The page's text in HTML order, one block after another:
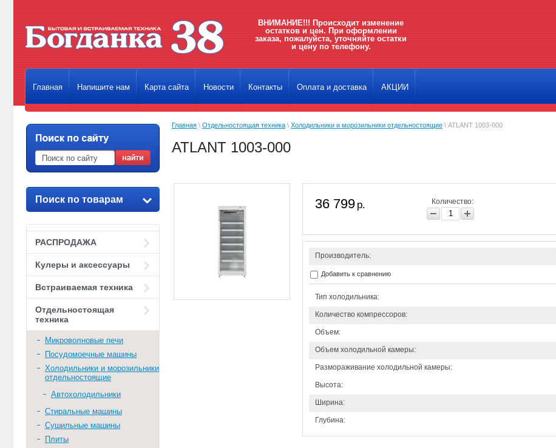
ВНИМАНИЕ!!! Происходит изменение
остатков и цен. При оформлении
заказа, пожалуйста, уточняйте остатки
и цену по телефону.
Главная Напишите нам Карта сайта Новости Контакты Оплата и доставка АКЦИИ
Поиск по товарам
РАСПРОДАЖА
Кулеры и аксессуары
Встраиваемая техника
Отдельностоящая
техника
Микроволновые печи
Посудомоечные машины
Холодильники и морозильники
отдельностоящие
Автохолодильники
Стиральные машины
Сушильные машины
Плиты
Главная \ Отдельностоящая техника \ Холодильники и морозильники отдельностоящие \ ATLANT 1003-000
ATLANT 1003-000
36 799 р. Количество:
Производитель:
Добавить к сравнению
Тип холодильника:
Количество компрессоров:
Объем:
Объем холодильной камеры:
Размораживание холодильной камеры:
Высота:
Ширина:
Глубина: